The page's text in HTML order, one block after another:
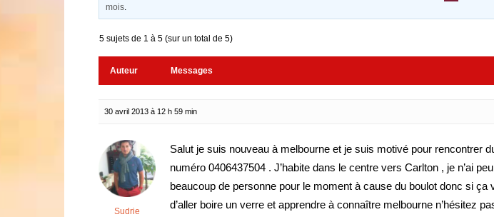
mois.
5 sujets de 1 à 5 (sur un total de 5)
Auteur Messages
30 avril 2013 à 12 h 59 min
Sudrie
Salut je suis nouveau à melbourne et je suis motivé pour rencontrer
numéro 0406437504 . J’habite dans le centre vers Carlton , je n’ai
beaucoup de personne pour le moment à cause du boulot donc si ça
d’aller boire un verre et apprendre à connaître melbourne n’hésitez